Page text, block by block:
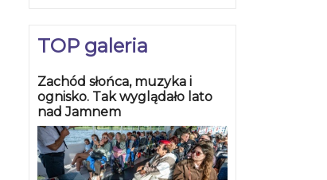
TOP galeria
Zachód słońca, muzyka i
ognisko. Tak wyglądało lato
nad Jamnem